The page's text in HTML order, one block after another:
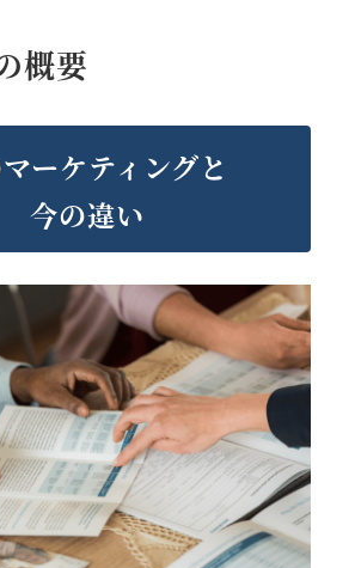
概要
ーケティングと
今の違い